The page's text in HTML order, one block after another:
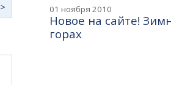
01 ноября 2010
Новое на сайте!
горах